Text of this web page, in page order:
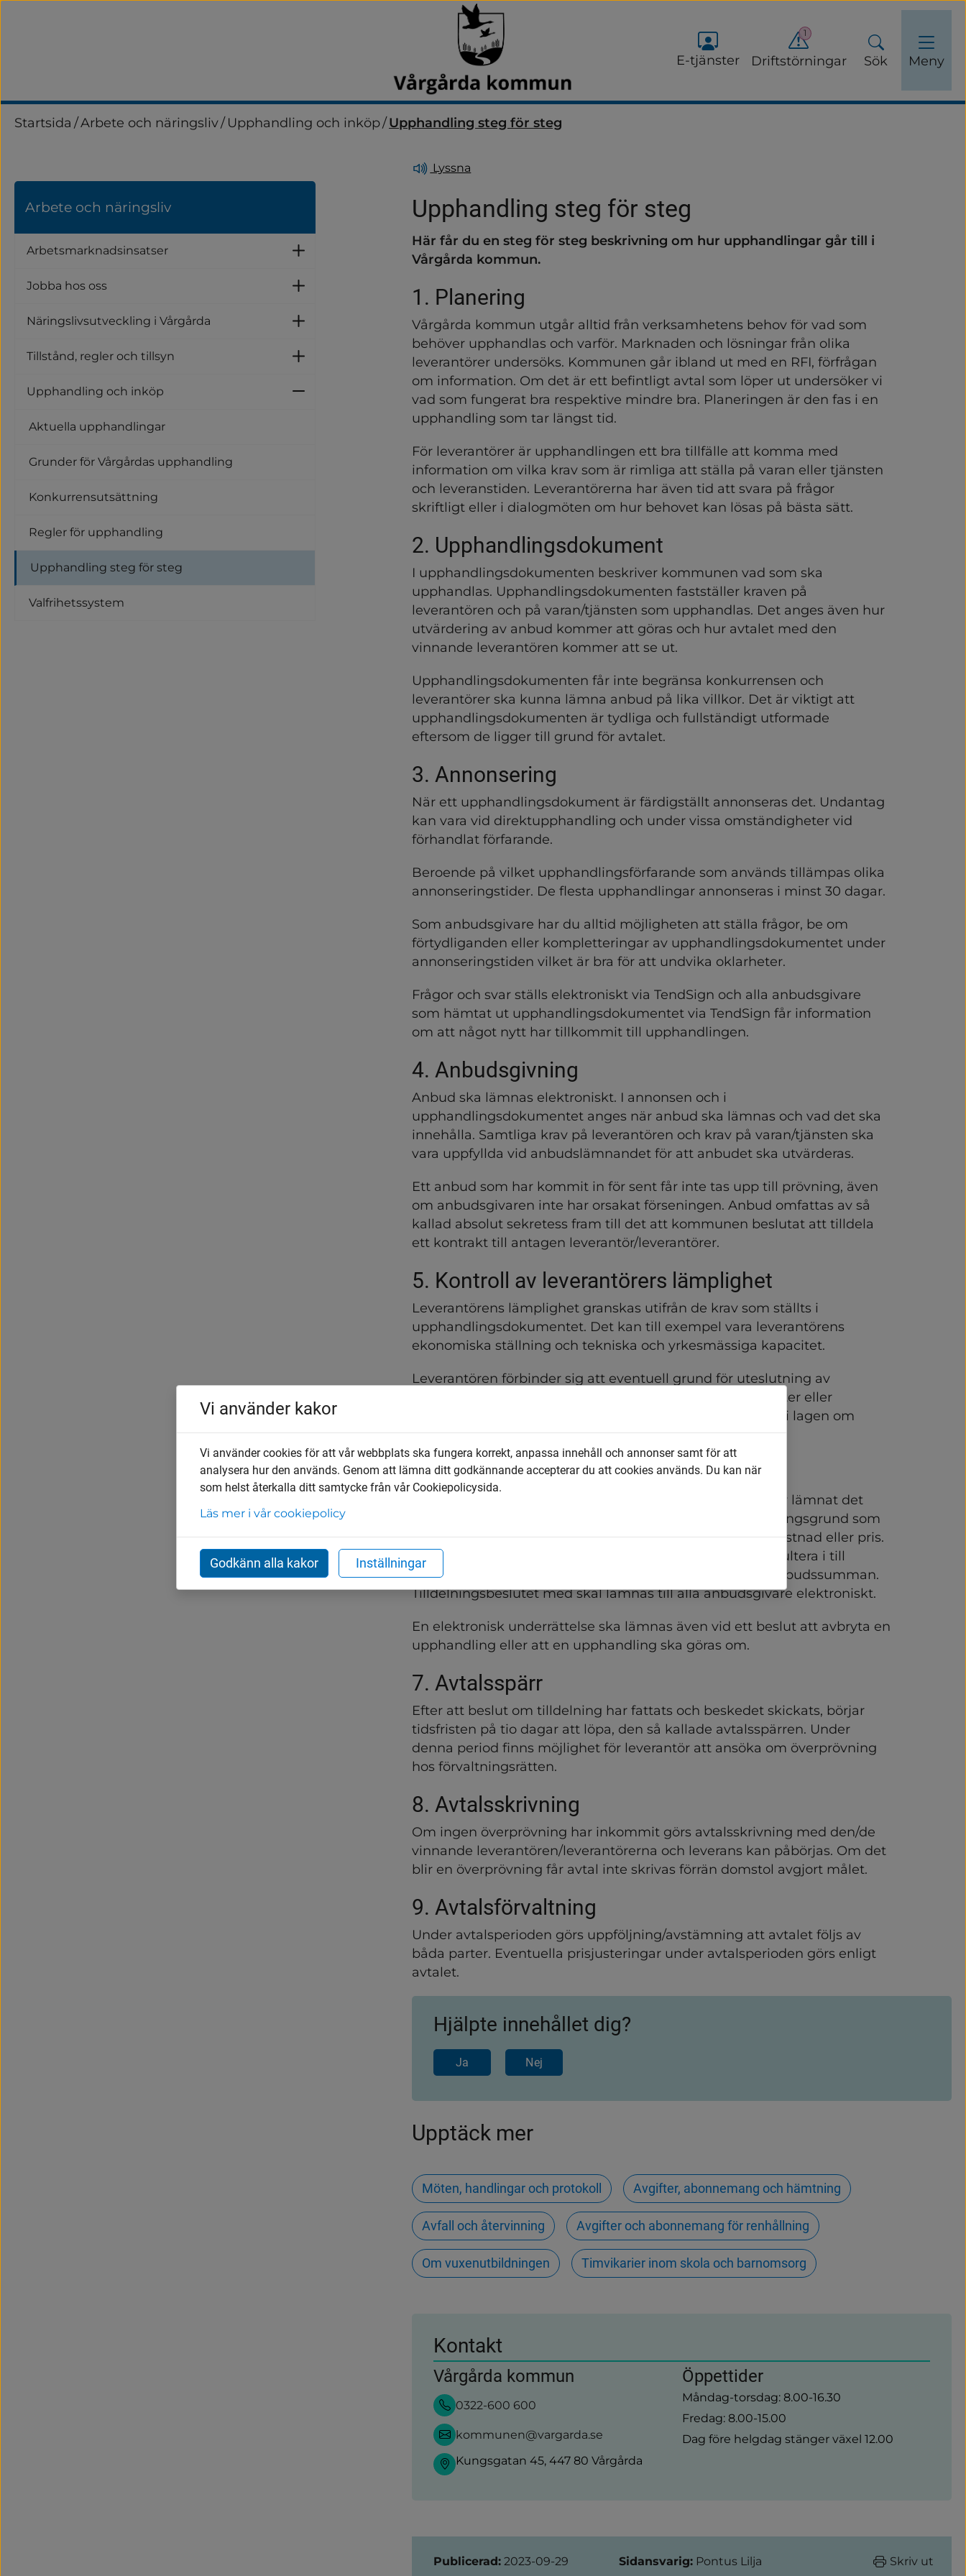
E-tjänster Driftstörningar
1
Sök Meny
Startsida /Arbete och näringsliv/ Upphandling och inköp/Upphandling steg för steg
Arbete och näringsliv
Arbetsmarknadsinsatser Undersidor för Arbetsmarknadsinsatser
Jobba hos oss Undersidor för Jobba hos oss
Näringslivsutveckling i Vårgårda Undersidor för Näringslivsutveckling i Vårgårda
Tillstånd, regler och tillsyn Undersidor för Tillstånd, regler och tillsyn
Upphandling och inköp Undersidor för Upphandling och inköp
Aktuella upphandlingar
Grunder för Vårgårdas upphandling
Konkurrensutsättning
Regler för upphandling
Upphandling steg för steg
Valfrihetssystem
Lyssna
Upphandling steg för steg
Här får du en steg för steg beskrivning om hur upphandlingar går till i
Vårgårda kommun.
1. Planering
Vårgårda kommun utgår alltid från verksamhetens behov för vad som
behöver upphandlas och varför. Marknaden och lösningar från olika
leverantörer undersöks. Kommunen går ibland ut med en RFI, förfrågan
om information. Om det är ett befintligt avtal som löper ut undersöker vi
vad som fungerat bra respektive mindre bra. Planeringen är den fas i en
upphandling som tar längst tid.
För leverantörer är upphandlingen ett bra tillfälle att komma med
information om vilka krav som är rimliga att ställa på varan eller tjänsten
och leveranstiden. Leverantörerna har även tid att svara på frågor
skriftligt eller i dialogmöten om hur behovet kan lösas på bästa sätt.
2. Upphandlingsdokument
I upphandlingsdokumenten beskriver kommunen vad som ska
upphandlas. Upphandlingsdokumenten fastställer kraven på
leverantören och på varan/tjänsten som upphandlas. Det anges även hur
utvärdering av anbud kommer att göras och hur avtalet med den
vinnande leverantören kommer att se ut.
Upphandlingsdokumenten får inte begränsa konkurrensen och
leverantörer ska kunna lämna anbud på lika villkor. Det är viktigt att
upphandlingsdokumenten är tydliga och fullständigt utformade
eftersom de ligger till grund för avtalet.
3. Annonsering
När ett upphandlingsdokument är färdigställt annonseras det. Undantag
kan vara vid direktupphandling och under vissa omständigheter vid
förhandlat förfarande.
Beroende på vilket upphandlingsförfarande som används tillämpas olika
annonseringstider. De flesta upphandlingar annonseras i minst 30 dagar.
Som anbudsgivare har du alltid möjligheten att ställa frågor, be om
förtydliganden eller kompletteringar av upphandlingsdokumentet under
annonseringstiden vilket är bra för att undvika oklarheter.
Frågor och svar ställs elektroniskt via TendSign och alla anbudsgivare
som hämtat ut upphandlingsdokumentet via TendSign får information
om att något nytt har tillkommit till upphandlingen.
4. Anbudsgivning
Anbud ska lämnas elektroniskt. I annonsen och i
upphandlingsdokumentet anges när anbud ska lämnas och vad det ska
innehålla. Samtliga krav på leverantören och krav på varan/tjänsten ska
vara uppfyllda vid anbudslämnandet för att anbudet ska utvärderas.
Ett anbud som har kommit in för sent får inte tas upp till prövning, även
om anbudsgivaren inte har orsakat förseningen. Anbud omfattas av så
kallad absolut sekretess fram till det att kommunen beslutat att tilldela
ett kontrakt till antagen leverantör/leverantörer.
5. Kontroll av leverantörers lämplighet
Leverantörens lämplighet granskas utifrån de krav som ställts i
upphandlingsdokumentet. Det kan till exempel vara leverantörens
ekonomiska ställning och tekniska och yrkesmässiga kapacitet.
Leverantören förbinder sig att eventuell grund för uteslutning av
leverantör inte finns som till exempel brott, obetalda skatter eller
missförhållanden i sin verksamhet. Detta kan du läsa om i lagen om
offentlig upphandling, kapitel 13, paragraf 1-3.
6. Tilldelning av kontrakt
Kommunen tilldelar kontraktet till den leverantör som har lämnat det
ekonomiskt mest fördelaktiga anbud enligt den utvärderingsgrund som
har angivits, bästa förhållande mellan pris och kvalitet, kostnad eller pris.
När det finns utvärderingskriterier på kvalitet kan det resultera i till
exempel avdragspoäng eller mervärden som påverkar anbudssumman.
Tilldelningsbeslutet med skäl lämnas till alla anbudsgivare elektroniskt.
En elektronisk underrättelse ska lämnas även vid ett beslut att avbryta en
upphandling eller att en upphandling ska göras om.
7. Avtalsspärr
Efter att beslut om tilldelning har fattats och beskedet skickats, börjar
tidsfristen på tio dagar att löpa, den så kallade avtalsspärren. Under
denna period finns möjlighet för leverantör att ansöka om överprövning
hos förvaltningsrätten.
8. Avtalsskrivning
Om ingen överprövning har inkommit görs avtalsskrivning med den/de
vinnande leverantören/leverantörerna och leverans kan påbörjas. Om det
blir en överprövning får avtal inte skrivas förrän domstol avgjort målet.
9. Avtalsförvaltning
Under avtalsperioden görs uppföljning/avstämning att avtalet följs av
båda parter. Eventuella prisjusteringar under avtalsperioden görs enligt
avtalet.
Hjälpte innehållet dig?
Ja Nej
Upptäck mer
Möten, handlingar och protokoll Avgifter, abonnemang och hämtning
Avfall och återvinning Avgifter och abonnemang för renhållning
Om vuxenutbildningen Timvikarier inom skola och barnomsorg
Kontakt
Vårgårda kommun
0322-600 600
kommunen@vargarda.se
Kungsgatan 45, 447 80 Vårgårda
Öppettider
Måndag-torsdag: 8.00-16.30
Fredag: 8.00-15.00
Dag före helgdag stänger växel 12.00
Sidinformation
Publicerad: 2023-09-29
Sidansvarig: Pontus Lilja Skriv ut
Vi använder kakor
Vi använder cookies för att vår webbplats ska fungera korrekt, anpassa innehåll och annonser samt för att
analysera hur den används. Genom att lämna ditt godkännande accepterar du att cookies används. Du kan när
som helst återkalla ditt samtycke från vår Cookiepolicysida.
Läs mer i vår cookiepolicy
Godkänn alla kakor Inställningar